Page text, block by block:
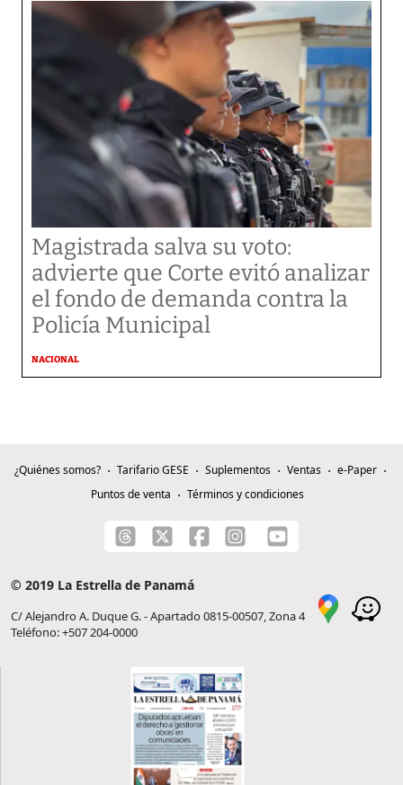
Magistrada salva su voto:
advierte que Corte evitó analizar
el fondo de demanda contra la
Policía Municipal
NACIONAL
¿Quiénes somos? Tarifario GESE Suplementos Ventas
e-Paper
Puntos de venta
Términos y condiciones
© 2019 La Estrella de Panamá
C/ Alejandro A. Duque G. - Apartado 0815-00507, Zona 4
Teléfono: +507 204-0000